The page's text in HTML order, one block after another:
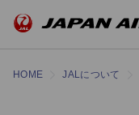
HOME JALについて